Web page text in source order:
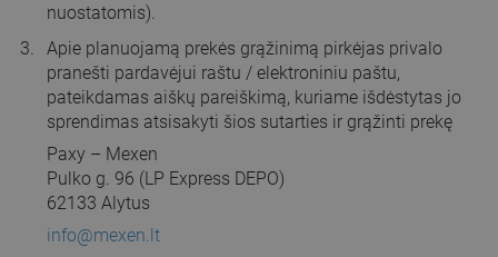
nuostatomis).
Apie planuojamą prekės grąžinimą pirkėjas privalo
pranešti pardavėjui raštu / elektroniniu paštu,
pateikdamas aiškų pareiškimą, kuriame išdėstytas jo
sprendimas atsisakyti šios sutarties ir grąžinti prekę
Paxy – Mexen
Pulko g. 96 (LP Express DEPO)
62133 Alytus
info@mexen.lt